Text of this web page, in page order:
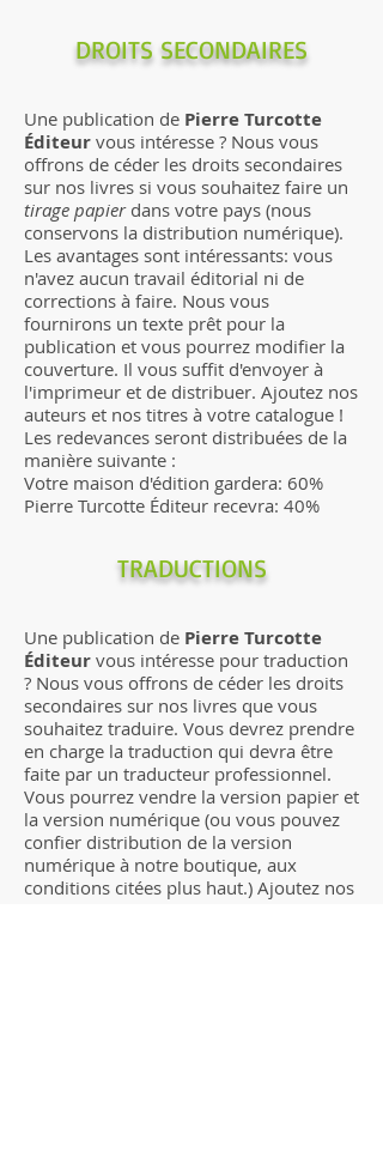
DROITS SECONDAIRES
Une publication de Pierre Turcotte
Éditeur vous intéresse ? Nous vous
offrons de céder les droits secondaires
sur nos livres si vous souhaitez faire un
tirage papierdans votre pays (nous
conservons la distribution numérique).
Les avantages sont intéressants: vous
n'avez aucun travail éditorial ni de
corrections à faire. Nous vous
fournirons un texte prêt pour la
publication et vous pourrez modifier la
couverture. Il vous suffit d'envoyer à
l'imprimeur et de distribuer. Ajoutez nos
auteurs et nos titres à votre catalogue !
Les redevances seront distribuées de la
manière suivante :
Votre maison d'édition gardera: 60%
Pierre Turcotte Éditeur recevra: 40%
TRADUCTIONS
Une publication de Pierre Turcotte
Éditeur vous intéresse pour traduction
? Nous vous offrons de céder les droits
secondaires sur nos livres que vous
souhaitez traduire. Vous devrez prendre
en charge la traduction qui devra être
faite par un traducteur professionnel.
Vous pourrez vendre la version papier et
la version numérique (ou vous pouvez
confier distribution de la version
numérique à notre boutique, aux
conditions citées plus haut.) Ajoutez nos